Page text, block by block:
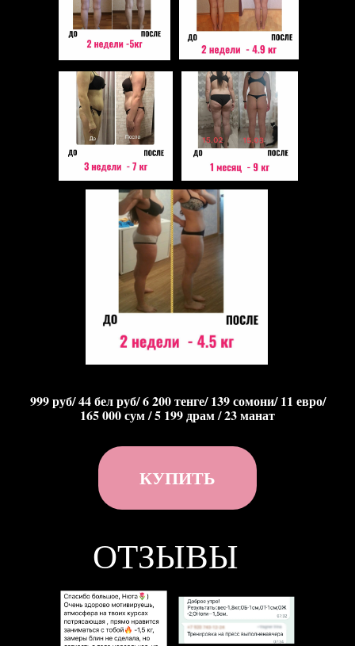
999 руб/ 44 бел руб/ 6 200 тенге/ 139 сомони/ 11 евро/
165 000 сум / 5 199 драм / 23 манат
КУПИТЬ
ОТЗЫВЫ